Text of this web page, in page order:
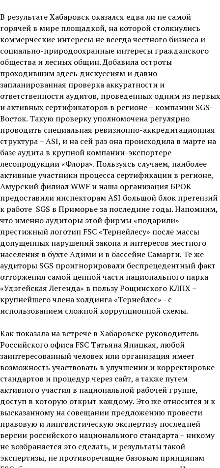
В результате Хабаровск оказался едва ли не самой
горячей в мире площадкой, на которой столкнулись
коммерческие интересы не всегда честного бизнеса и
социально-природоохранные интересы гражданского
общества и лесных общин. Добавила остроты
проходившим здесь дискуссиям и давно
запланированная проверка аккуратности и
ответственности аудитов, проведенных одним из первых
и активных сертификаторов в регионе – компании SGS-
Восток. Такую проверку уполномочена регулярно
проводить специальная ревизионно-аккредитационная
структура – ASI, и на сей раз она происходила в марте на
базе аудита в крупной компании-экспортере
лесопродукции «Флора». Пользуясь случаем, наиболее
активные участники процесса сертификации в регионе,
Амурский филиал WWF и наша организация БРОК
предоставили инспекторам ASI большой блок претензий
к работе SGS в Приморье за последние годы. Напомним,
что именно аудиторы этой фирмы «подарили»
престижный логотип FSC «Тернейлесу» после массы
допущенных нарушений закона и интересов местного
населения в бухте Адими и в бассейне Самарги. Те же
аудиторы SGS проигнорировали беспрецедентный факт
отторжения самой ценной части национального парка
«Удэгейская Легенда» в пользу Рощинского КЛПХ –
крупнейшего члена холдинга «Тернейлес» - с
использованием сложной коррупционной схемы.
Как показала на встрече в Хабаровске руководитель
Российского офиса FSC Татьяна Яницкая, любой
заинтересованный человек или организация имеет
возможность участвовать в улучшении и корректировке
стандартов и процедур через сайт, а также путем
активного участия в национальной рабочей группе,
доступ в которую открыт каждому. Это же относится и к
высказанному на совещании предложению провести
правовую и лингвистическую экспертизу последней
версии российского национального стандарта – никому
не возбраняется это сделать, и результаты такой
экспертизы, не противоречащие базовым принципам